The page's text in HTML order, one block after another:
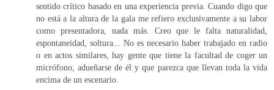
sentido crítico basado en una experiencia previa. Cuando digo que
no está a la altura de la gala me refiero exclusivamente a su labor
como presentadora, nada más. Creo que le falta naturalidad,
espontaneidad, soltura... No es necesario haber trabajado en radio
o en actos similares, hay gente que tiene la facultad de coger un
micrófono, adueñarse de él y que parezca que llevan toda la vida
encima de un escenario.